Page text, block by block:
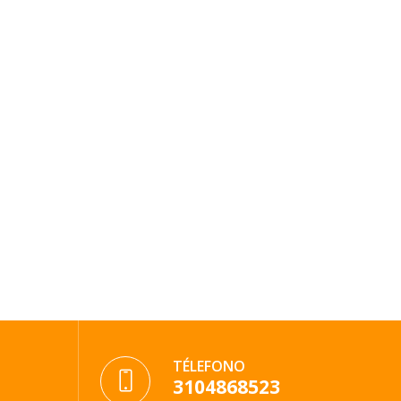
TÉLEFONO
3104868523